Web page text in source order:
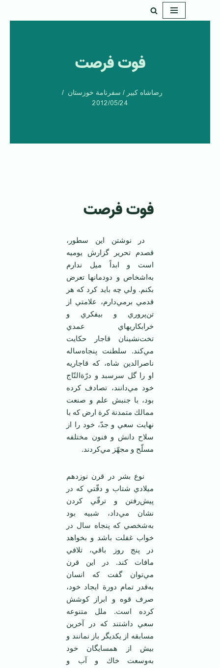
فوت‌ فرصت‌
رضاشاه کبیر / سفرنامة خوزستان
2012/05/24
فوت‌ فرصت‌
در نوشتن‌ اين‌ سطور،
قصدم‌ تحرير گزارش‌ يوميه
است‌ و ابداً ميل‌ ندارم‌
به‌اشخاص‌ و دودمانها تعرض‌
بكنم‌. ولي‌ چه‌ بايد كرد كه‌ هر
قدمي‌ برمي‌دارم‌، علامتي‌ از
تن‌پروري‌ و بيفكري‌ و
خرابكاريهاي‌ عمدي‌
تخت‌نشينان‌ قاجار حكايت‌
مي‌كند. سلطنت‌ پنجاه‌ساله‌
ناصرالدين‌ شاه‌، كه‌ قاجاريه‌
او را گل‌ سرسبد و درّة‌التّاج‌
خود مي‌دانند، تصادف‌ كرده‌
بود، با جنبش‌ علم‌ و صنعت‌
ممالك‌ متمدنة‌ كرة‌ ارض‌ كه‌ با
نهايت‌ سعي‌ و جدّ، خود را از
سلاح‌ دانش‌ و فنون‌ مختلفه‌
مسلّح‌ و مجهّز مي‌كردند.
نوع‌ بشر در قرن‌ نوزدهم‌
ميلادي‌ شتاب‌ و دقّتي‌ كه‌ در
پيش‌رفتن‌ و ترقّي‌ كردن‌
نشان‌ مي‌داد، شبيه‌ بود
به‌شخصي‌ كه‌ پنجاه‌ سال‌ در
خواب‌ غفلت‌ باشد و بخواهد
در پنج‌ روز باقي‌، تلافي‌
مافات‌ كند. در اين‌ قرن‌
مي‌توان‌ گفت‌ كه‌ انسان‌
به‌قدر تمام‌ دورة‌ ايجاد خود،
صرف‌ قوه‌ و ابراز كوشش‌
كرده‌ است‌. ملل‌ متنوعه‌
سعي‌ داشتند كه‌ در آخرين‌
مسابقه‌ از يكديگر باز نمانند و
بيش‌ از همسايگان‌ خود
به‌وسعت‌ خاك‌ و آب‌ و